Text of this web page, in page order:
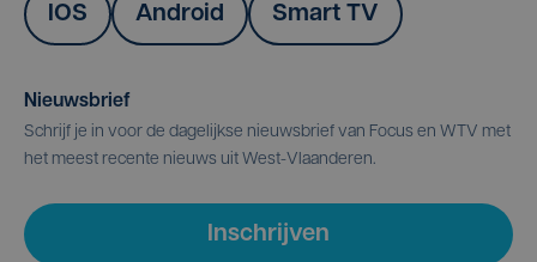
IOS Android Smart TV
Nieuwsbrief
Schrijf je in voor de dagelijkse nieuwsbrief van Focus en WTV met
het meest recente nieuws uit West-Vlaanderen.
Inschrijven